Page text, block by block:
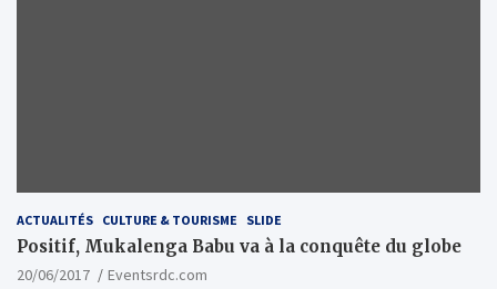
ACTUALITÉS CULTURE & TOURISME SLIDE
Positif, Mukalenga Babu va à la conquête du globe
20/06/2017
Eventsrdc.com